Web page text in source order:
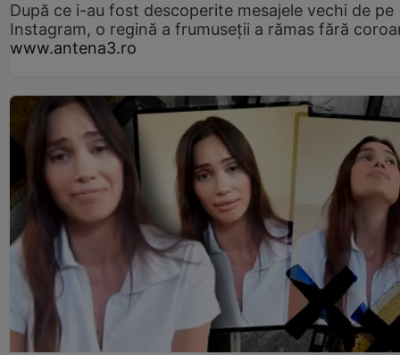
După ce i-au fost descoperite mesajele vechi de pe
Instagram, o regină a frumuseții a rămas fără
www.antena3.ro